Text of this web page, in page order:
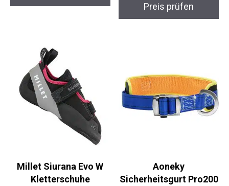
Preis prüfen
Millet Siurana Evo W
Kletterschuhe
Aoneky
Sicherheitsgurt Pro200